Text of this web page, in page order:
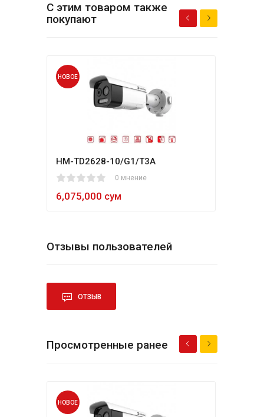
С этим товаром также
покупают
НОВОЕ
HM-TD2628-10/G1/T3A
0 мнение
6,075,000 сум
80
Отзывы пользователей
ОТЗЫВ
Просмотренные ранее
НОВОЕ